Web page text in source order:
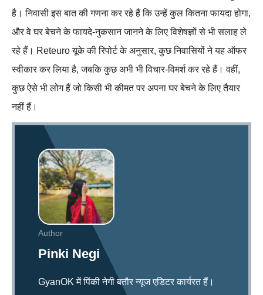
है। निवासी इस बात की गणना कर रहे हैं कि उन्हें कुल कितना फायदा होगा,
और वे घर बेचने के फायदे-नुकसान जानने के लिए विशेषज्ञों से भी सलाह ले
रहे हैं। Reteuro यूके की रिपोर्ट के अनुसार, कुछ निवासियों ने यह ऑफर
स्वीकार कर लिया है, जबकि कुछ अभी भी विचार-विमर्श कर रहे हैं। वहीं,
कुछ ऐसे भी लोग हैं जो किसी भी कीमत पर अपना घर बेचने के लिए तैयार
नहीं हैं।
Author
Pinki Negi
GyanOK में पिंकी नेगी बतौर न्यूज एडिटर कार्यरत हैं।